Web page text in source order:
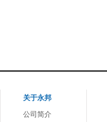
关于永邦
公司简介